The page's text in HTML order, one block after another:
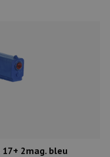
2mag. bleu